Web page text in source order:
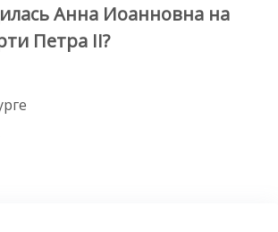
Анна Иоанновна на
Петра II?